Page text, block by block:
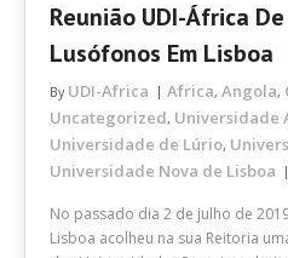
Contactos
Reunião UDI-África
Lusófonos Em Lisboa
By UDI-Africa Africa, Angola,
Uncategorized, Universidade
Universidade de Lúrio,
Universidade Nova de Lisboa
No passado dia 2 de julho de
Lisboa acolheu na sua Reitoria